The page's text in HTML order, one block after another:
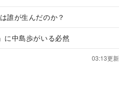
誰が生んだのか？
に中島歩がいる必然
03:13更新